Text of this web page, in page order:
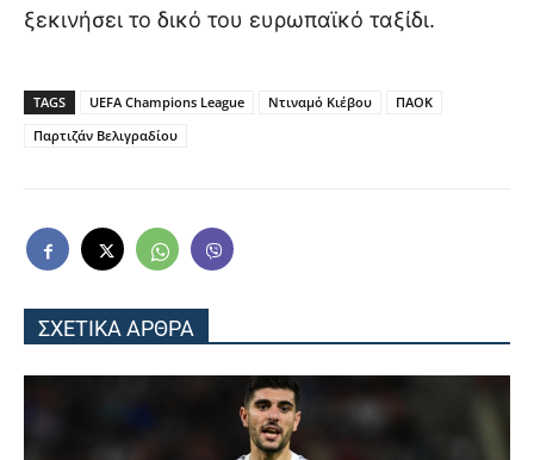
ξεκινήσει το δικό του ευρωπαϊκό ταξίδι.
TAGS UEFA Champions League Ντιναμό Κιέβου
ΠΑΟΚ
Παρτιζάν Βελιγραδίου
ΣΧΕΤΙΚΑ ΑΡΘΡΑ